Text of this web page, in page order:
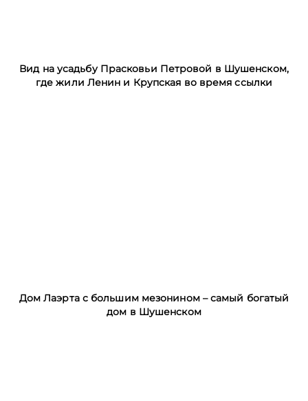
Вид на усадьбу Прасковьи Петровой в Шушенском,
где жили Ленин и Крупская во время ссылки
Дом Лаэрта с большим мезонином – самый богатый
дом в Шушенском